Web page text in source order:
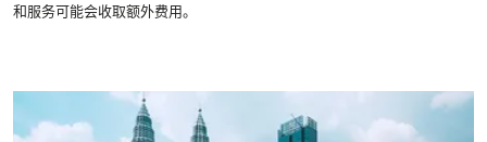
和服务可能会收取额外费用。